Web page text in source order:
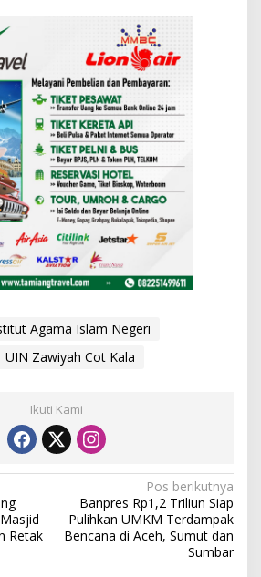
Agama Islam Negeri
UIN Zawiyah Cot Kala
Ikuti Kami
Retak
Pos berikutnya
Banpres Rp1,2 Triliun Siap
Pulihkan UMKM Terdampak
Bencana di Aceh, Sumut dan
Sumbar